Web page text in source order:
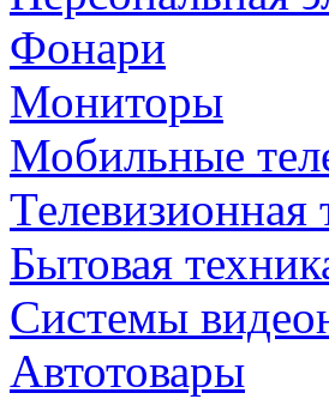
Фонари
Мониторы
Мобильные
Телевизионная
Бытовая
Cистемы
Автотовары